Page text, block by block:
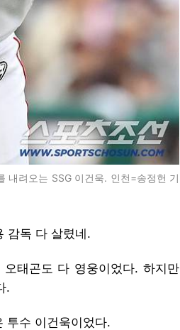
내려오는 SSG 이건욱. 인천=송정헌 기
감독 다 살렸네.
태곤도 다 영웅이었다. 하지만
.
투수 이건욱이었다.